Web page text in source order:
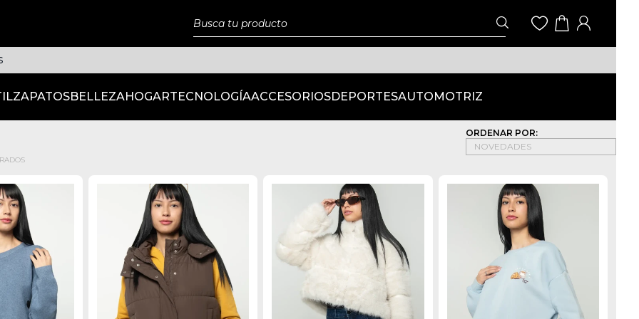
ZAPATOSBELLEZAHOGARTECNOLOGÍAACCESORIOSDEPORTESAUTOMOTRIZ
ORDENAR POR: